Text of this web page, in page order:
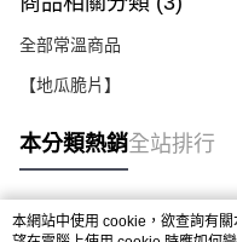
全部常溫商品
【地瓜脆片】
本分類熱銷全站排行
本網站中使用 cookie，欲查詢有